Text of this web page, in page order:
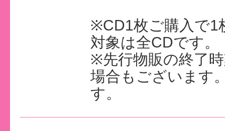
※CD1枚ご購入で1
対象は全CDです。
※先行物販の終了
場合もございます
す。